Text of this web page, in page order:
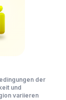
der
und
variieren